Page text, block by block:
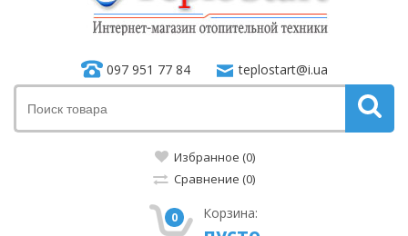
097 951 77 84 teplostart@i.ua
Избранное (0)
Сравнение (0)
0 Корзина: